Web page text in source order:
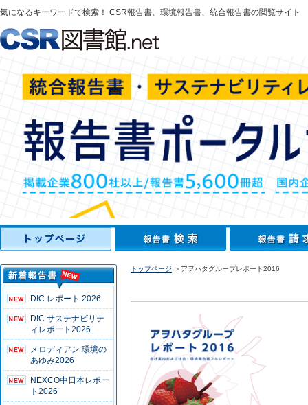
気になるキーワードで検索！ CSR報告書、環境報告書、統合報告書の閲覧サイト
DIC レポート 2026
DIC サステナビリテ
ィレポート2026
メロディアン 環境の
あゆみ2026
NEXCO中日本レポー
ト2026
トップページ ＞アヲハタグループレポート2016